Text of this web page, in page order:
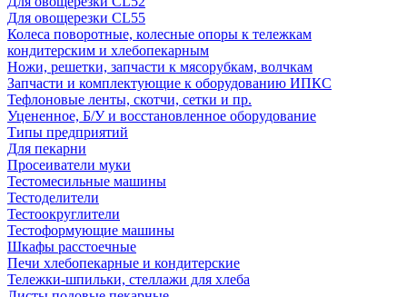
Для овощерезки CL55
Колеса поворотные, колесные опоры к тележкам
кондитерским и хлебопекарным
Ножи, решетки, запчасти к мясорубкам, волчкам
Запчасти и комплектующие к оборудованию ИПКС
Тефлоновые ленты, скотчи, сетки и пр.
Уцененное, Б/У и восстановленное оборудование
Типы предприятий
Для пекарни
Просеиватели муки
Тестомесильные машины
Тестоделители
Тестоокруглители
Тестоформующие машины
Шкафы расстоечные
Печи хлебопекарные и кондитерские
Тележки-шпильки, стеллажи для хлеба